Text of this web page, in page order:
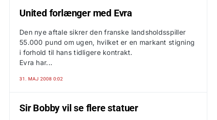
United forlænger med Evra
Den nye aftale sikrer den franske landsholdsspiller
55.000 pund om ugen, hvilket er en markant stigning
i forhold til hans tidligere kontrakt.
Evra har...
31. MAJ 2008 0:02
Sir Bobby vil se flere statuer